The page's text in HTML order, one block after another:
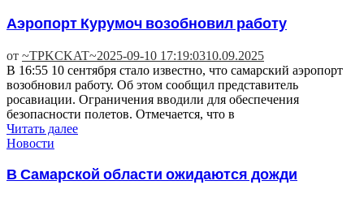
Аэропорт Курумоч возобновил работу
от ~TPKCKAT~2025-09-10 17:19:0310.09.2025
В 16:55 10 сентября стало известно, что самарский аэропорт
возобновил работу. Об этом сообщил представитель
росавиации. Ограничения вводили для обеспечения
безопасности полетов. Отмечается, что в
Читать далее
Новости
В Самарской области ожидаются дожди